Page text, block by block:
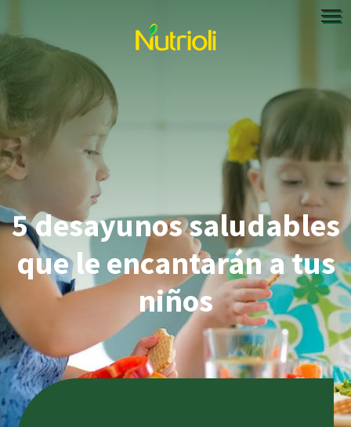
5 desayunos saludables
que le encantarán a tus
niños